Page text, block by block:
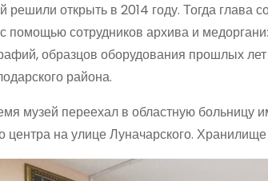
открыть в 2014 году. Тогда глава
с помощью сотрудников архива и
образцов оборудования прошлых
района.
музей переехал в областную больницу
центра на улице Луначарского.